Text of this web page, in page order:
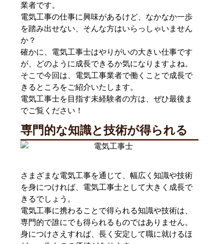
業者です。
電気工事の仕事に興味があるけど、なかなか一歩
を踏み出せない、そんな方はいらっしゃいません
か？
確かに、電気工事士はやりがいの大きい仕事です
が、どのように成長できるか気になりますよね。
そこで今回は、電気工事業者で働くことで成長で
きるところをご紹介いたします。
電気工事士を目指す未経験者の方は、ぜひ最後ま
でご覧ください！
専門的な知識と技術が得られる
さまざまな電気工事を通じて、幅広く知識や技術
を身につければ、電気工事士として大きく成長で
きるでしょう。
電気工事に携わることで得られる知識や技術は、
専門的で誰にでも得られるものではありません。
身につけさえすれば、長く安定して職に就けるほ